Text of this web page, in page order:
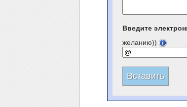
Введите
желанию))